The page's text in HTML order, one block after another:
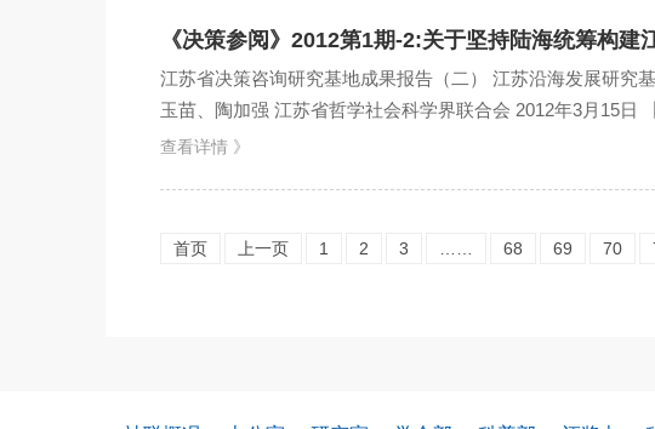
《决策参阅》2012第1期-2:关于坚持陆海统筹构建
江苏省决策咨询研究基地成果报告（二） 江苏沿海发展研究
玉苗、陶加强 江苏省哲学社会科学界联合会 2012年3月15日
也是江苏经...
查看详情 》
首页 上一页 1 2 3 68 69 70